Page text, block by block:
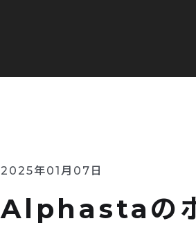
2025年01月07日
Alphastaの